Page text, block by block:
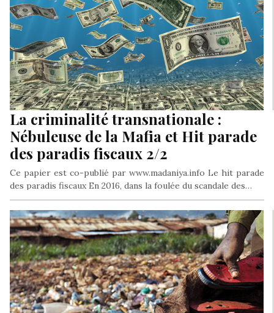
La criminalité transnationale :
Nébuleuse de la Mafia et Hit parade
des paradis fiscaux 2/2
Ce papier est co-publié par www.madaniya.info Le hit parade
des paradis fiscaux En 2016, dans la foulée du scandale des…